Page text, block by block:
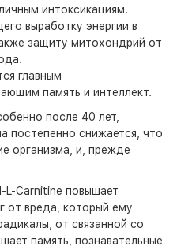
интоксикациям.
выработку энергии в
защиту митохондрий от
главным
память и интеллект.
после 40 лет,
постепенно снижается, что
организма, и, прежде
L-Carnitine повышает
от вреда, который ему
от связанной со
память, познавательные